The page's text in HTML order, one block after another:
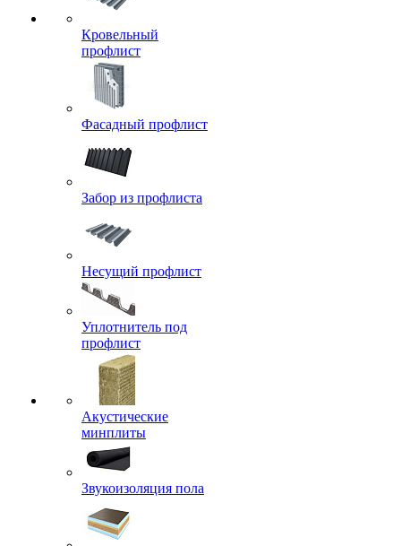
Кровельный
профлист
Фасадный профлист
Забор из профлиста
Несущий профлист
Уплотнитель под
профлист
Акустические
минплиты
Звукоизоляция пола